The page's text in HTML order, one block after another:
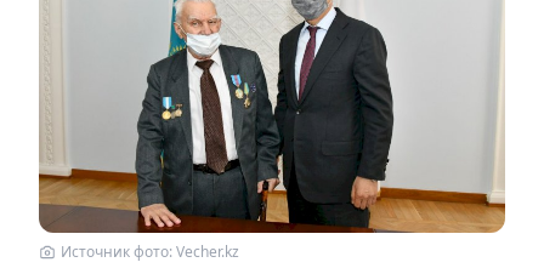
Источник фото: Vecher.kz